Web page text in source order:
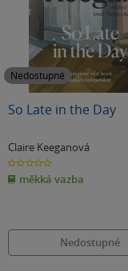
Nedostupné
So Late in the Day
Claire Keeganová
0.0
z
5
hvězdiček
měkká vazba
Nedostupné